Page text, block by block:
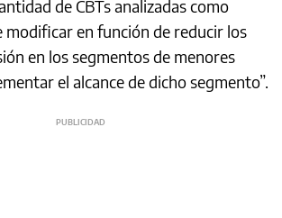
de CBTs analizadas como
modificar en función de reducir los
en los segmentos de menores
el alcance de dicho segmento”.